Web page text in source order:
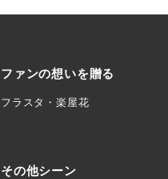
ファンの想いを贈る
フラスタ・楽屋花
その他シーン